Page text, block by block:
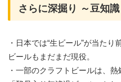
さらに深掘り ～豆知
・日本では“生ビール”が当た
ビールもまだまだ現役。
・一部のクラフトビールは、